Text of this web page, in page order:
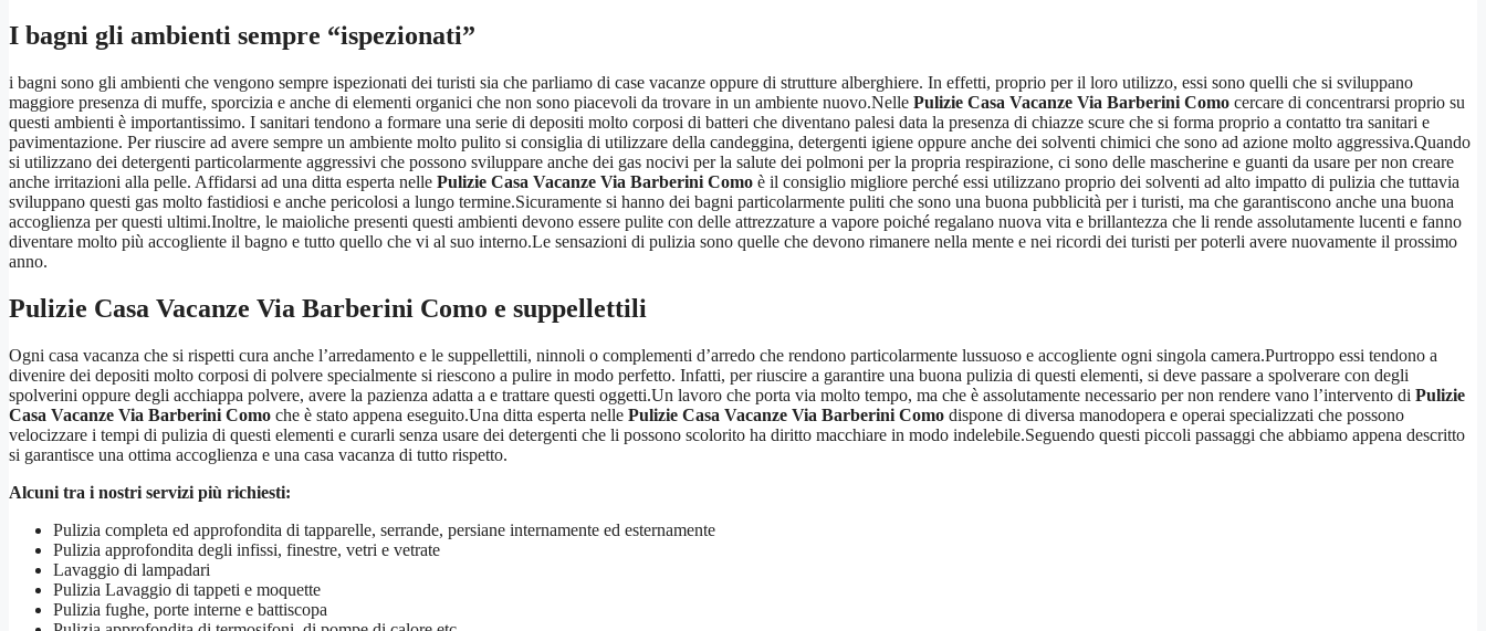
I bagni gli ambienti sempre “ispezionati”
i bagni sono gli ambienti che vengono sempre ispezionati dei turisti sia che parliamo di case vacanze oppure di strutture alberghiere. In effetti, proprio per il loro utilizzo, essi sono quelli che si sviluppano
maggiore presenza di muffe, sporcizia e anche di elementi organici che non sono piacevoli da trovare in un ambiente nuovo.Nelle Pulizie Casa Vacanze Via Barberini Como cercare di concentrarsi proprio su
questi ambienti è importantissimo. I sanitari tendono a formare una serie di depositi molto corposi di batteri che diventano palesi data la presenza di chiazze scure che si forma proprio a contatto tra sanitari e
pavimentazione. Per riuscire ad avere sempre un ambiente molto pulito si consiglia di utilizzare della candeggina, detergenti igiene oppure anche dei solventi chimici che sono ad azione molto aggressiva.Quando
si utilizzano dei detergenti particolarmente aggressivi che possono sviluppare anche dei gas nocivi per la salute dei polmoni per la propria respirazione, ci sono delle mascherine e guanti da usare per non creare
anche irritazioni alla pelle. Affidarsi ad una ditta esperta nelle Pulizie Casa Vacanze Via Barberini Como è il consiglio migliore perché essi utilizzano proprio dei solventi ad alto impatto di pulizia che tuttavia
sviluppano questi gas molto fastidiosi e anche pericolosi a lungo termine.Sicuramente si hanno dei bagni particolarmente puliti che sono una buona pubblicità per i turisti, ma che garantiscono anche una buona
accoglienza per questi ultimi.Inoltre, le maioliche presenti questi ambienti devono essere pulite con delle attrezzature a vapore poiché regalano nuova vita e brillantezza che li rende assolutamente lucenti e fanno
diventare molto più accogliente il bagno e tutto quello che vi al suo interno.Le sensazioni di pulizia sono quelle che devono rimanere nella mente e nei ricordi dei turisti per poterli avere nuovamente il prossimo
anno.
Pulizie Casa Vacanze Via Barberini Como e suppellettili
Ogni casa vacanza che si rispetti cura anche l’arredamento e le suppellettili, ninnoli o complementi d’arredo che rendono particolarmente lussuoso e accogliente ogni singola camera.Purtroppo essi tendono a
divenire dei depositi molto corposi di polvere specialmente si riescono a pulire in modo perfetto. Infatti, per riuscire a garantire una buona pulizia di questi elementi, si deve passare a spolverare con degli
spolverini oppure degli acchiappa polvere, avere la pazienza adatta a e trattare questi oggetti.Un lavoro che porta via molto tempo, ma che è assolutamente necessario per non rendere vano l’intervento di Pulizie
Casa Vacanze Via Barberini Como che è stato appena eseguito.Una ditta esperta nelle Pulizie Casa Vacanze Via Barberini Como dispone di diversa manodopera e operai specializzati che possono
velocizzare i tempi di pulizia di questi elementi e curarli senza usare dei detergenti che li possono scolorito ha diritto macchiare in modo indelebile.Seguendo questi piccoli passaggi che abbiamo appena descritto
si garantisce una ottima accoglienza e una casa vacanza di tutto rispetto.
Alcuni tra i nostri servizi più richiesti:
Pulizia completa ed approfondita di tapparelle, serrande, persiane internamente ed esternamente
Pulizia approfondita degli infissi, finestre, vetri e vetrate
Lavaggio di lampadari
Pulizia Lavaggio di tappeti e moquette
Pulizia fughe, porte interne e battiscopa